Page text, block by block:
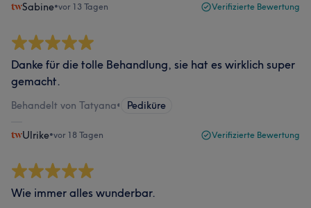
Sabine•vor 13 Tagen Verifizierte Bewertung
Danke für die tolle Behandlung, sie hat es wirklich super
gemacht.
Behandelt von Tatyana• Pediküre
Ulrike•vor 18 Tagen Verifizierte Bewertung
Wie immer alles wunderbar.